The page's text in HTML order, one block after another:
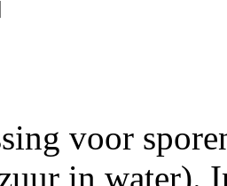
voor
in water).